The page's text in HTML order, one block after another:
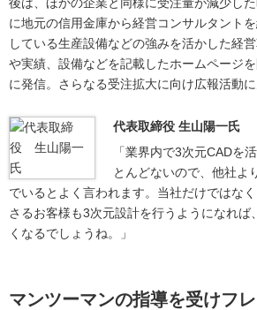
に地元の信用金庫から経営コンサルタント
している生産設備などの強みを活かした経
や実績、設備などを記載したホームページ
に発信。さらなる受注拡大に向け広報活動に
代表取締役 生山陽一氏
「業界内で3次元CADを
とんどないので、他社よ
でいるとよく言われます。当社だけではな
さるお客様も3次元設計を行うようになれば
くなるでしょうね。」
マンツーマンの指導を受けフ